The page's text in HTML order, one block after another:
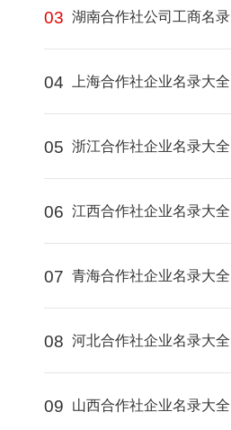
03 湖南合作社公司工商名录
04 上海合作社企业名录大全
05 浙江合作社企业名录大全
06 江西合作社企业名录大全
07 青海合作社企业名录大全
08 河北合作社企业名录大全
09 山西合作社企业名录大全